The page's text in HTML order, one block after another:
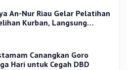
An-Nur Riau Gelar Pelatihan
Kurban, Langsung
Canangkan Goro
Hari untuk Cegah DBD